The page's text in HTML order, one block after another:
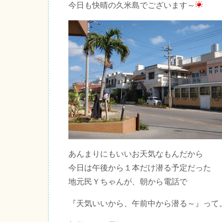
今日も快晴の久米島でございます～
あんまりにもいいお天気なもんだから
今日は午後から１本だけ潜る予定だった
地元民Ｙちゃんが、朝から電話で
『天気いいから、午前中から潜る～』って